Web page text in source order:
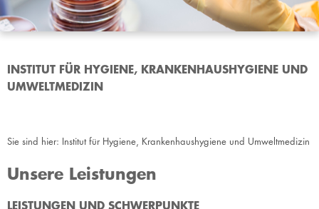
INSTITUT FÜR HYGIENE, KRANKENHAUSHYGIENE UND
UMWELTMEDIZIN
Sie sind hier: Institut für Hygiene, Krankenhaushygiene und Umweltmedizin
Unsere Leistungen
​​​​​LEISTUNGEN UND SCHWERPUNKTE